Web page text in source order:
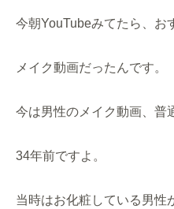
今朝YouTubeみてたら、お
メイク動画だったんです。
今は男性のメイク動画、普
34年前ですよ。
当時はお化粧している男性